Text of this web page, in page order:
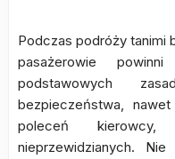
Podczas podróży tanimi
pasażerowie
podstawowych
bezpieczeństwa,
poleceń
nieprzewidzianych.